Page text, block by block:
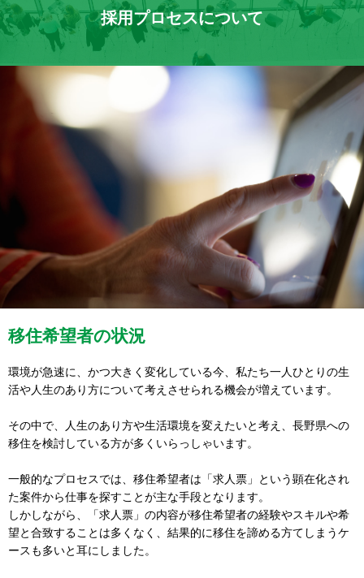
採用プロセスについて
移住希望者の状況
環境が急速に、かつ大きく変化している今、私たち一人ひとりの生
活や人生のあり方について考えさせられる機会が増えています。
その中で、人生のあり方や生活環境を変えたいと考え、長野県への
移住を検討している方が多くいらっしゃいます。
一般的なプロセスでは、移住希望者は「求人票」という顕在化され
た案件から仕事を探すことが主な手段となります。
しかしながら、「求人票」の内容が移住希望者の経験やスキルや希
望と合致することは多くなく、結果的に移住を諦める方てしまうケ
ースも多いと耳にしました。